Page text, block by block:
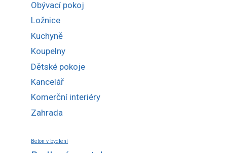
Obývací pokoj
Ložnice
Kuchyně
Koupelny
Dětské pokoje
Kancelář
Komerční interiéry
Zahrada
Beton v bydlení